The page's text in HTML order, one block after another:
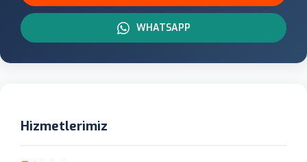
WHATSAPP
Hizmetlerimiz